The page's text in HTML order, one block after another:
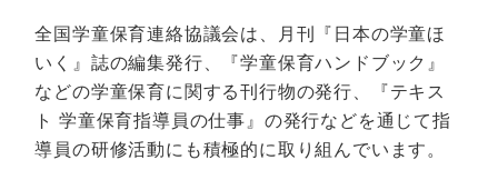
全国学童保育連絡協議会は、月刊『日本の学童ほ
いく』誌の編集発行、『学童保育ハンドブック』
などの学童保育に関する刊行物の発行、『テキス
ト 学童保育指導員の仕事』の発行などを通じて指
導員の研修活動にも積極的に取り組んでいます。